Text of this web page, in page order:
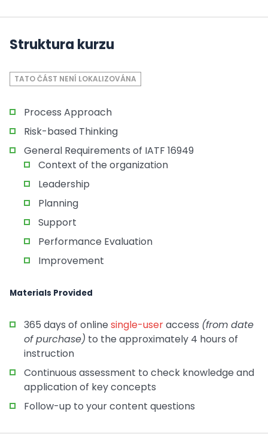
Struktura kurzu
TATO ČÁST NENÍ LOKALIZOVÁNA
Process Approach
Risk-based Thinking
General Requirements of IATF 16949
Context of the organization
Leadership
Planning
Support
Performance Evaluation
Improvement
Materials Provided
365 days of online single-useraccess (from date
of purchase) to the approximately 4 hours of
instruction
Continuous assessment to check knowledge and
application of key concepts
Follow-up to your content questions